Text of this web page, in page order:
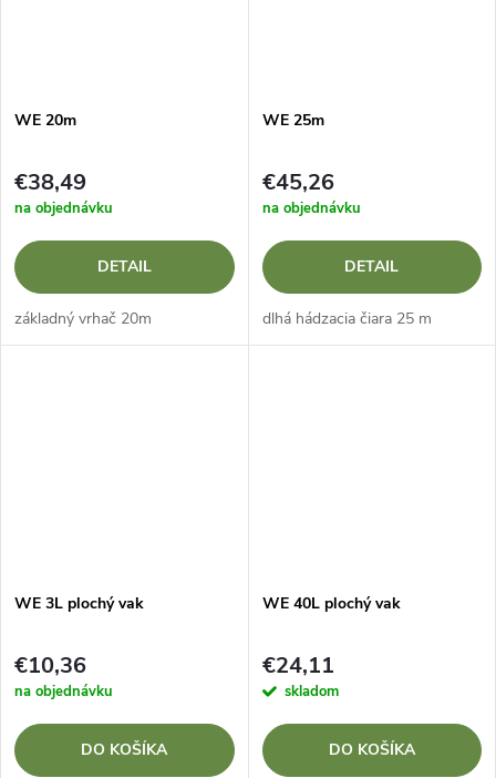
WE 20m
€38,49
na objednávku
DETAIL
základný vrhač 20m
WE 25m
€45,26
na objednávku
DETAIL
dlhá hádzacia čiara 25 m
WE 3L plochý vak
€10,36
na objednávku
DO KOŠÍKA
WE 40L plochý vak
€24,11
skladom
DO KOŠÍKA